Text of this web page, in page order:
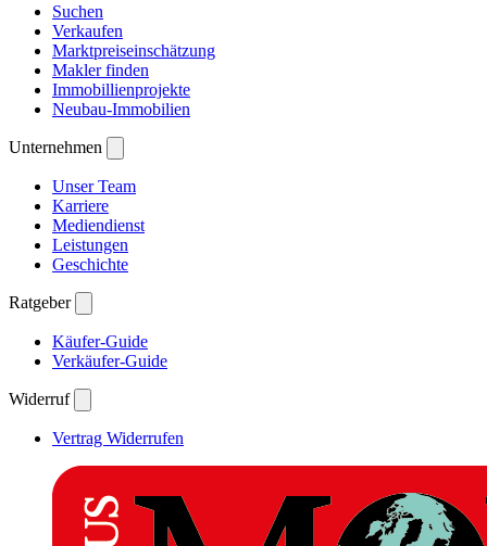
Suchen
Verkaufen
Marktpreiseinschätzung
Makler finden
Immobillienprojekte
Neubau-Immobilien
Unternehmen
Unser Team
Karriere
Mediendienst
Leistungen
Geschichte
Ratgeber
Käufer-Guide
Verkäufer-Guide
Widerruf
Vertrag Widerrufen